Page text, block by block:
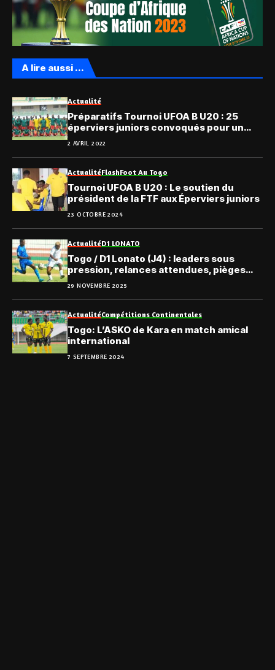
A lire aussi ...
Actualité
Préparatifs Tournoi UFOA B U20 : 25
éperviers juniors convoqués pour un
nouveau stage
2 AVRIL 2022
ActualitéFlashFoot Au Togo
Tournoi UFOA B U20 : Le soutien du
président de la FTF aux Éperviers juniors
23 OCTOBRE 2024
ActualitéD1 LONATO
Togo / D1 Lonato (J4) : leaders sous
pression, relances attendues, pièges
partout
29 NOVEMBRE 2025
ActualitéCompétitions Continentales
Togo: L’ASKO de Kara en match amical
international
7 SEPTEMBRE 2024